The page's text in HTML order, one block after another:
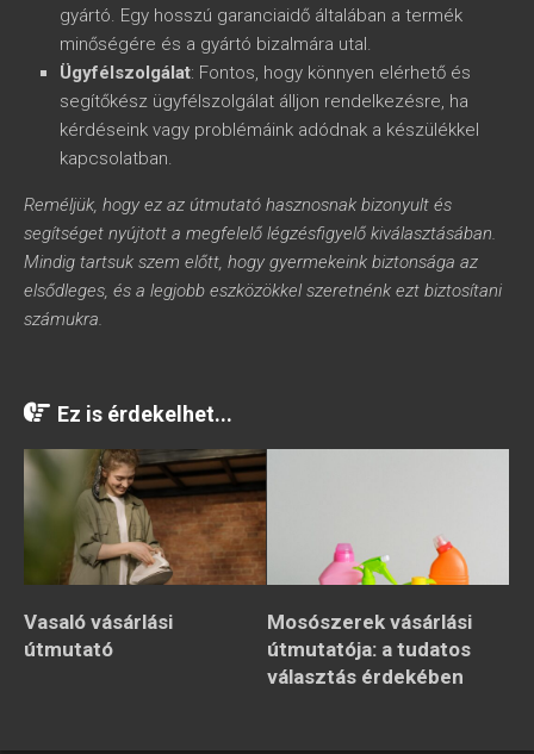
gyártó. Egy hosszú garanciaidő általában a termék
minőségére és a gyártó bizalmára utal.
Ügyfélszolgálat: Fontos, hogy könnyen elérhető és
segítőkész ügyfélszolgálat álljon rendelkezésre, ha
kérdéseink vagy problémáink adódnak a készülékkel
kapcsolatban.
Reméljük, hogy ez az útmutató hasznosnak bizonyult és
segítséget nyújtott a megfelelő légzésfigyelő kiválasztásában.
Mindig tartsuk szem előtt, hogy gyermekeink biztonsága az
elsődleges, és a legjobb eszközökkel szeretnénk ezt biztosítani
számukra.
Ez is érdekelhet...
Vasaló vásárlási
útmutató
Mosószerek vásárlási
útmutatója: a tudatos
választás érdekében